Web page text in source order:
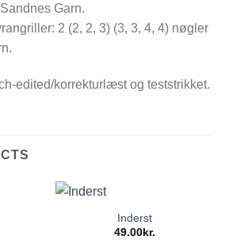
Garn.
2 (2, 2, 3) (3, 3, 4, 4) nøgler
edited/korrekturlæst og teststrikket.
Inderst
49.00kr.